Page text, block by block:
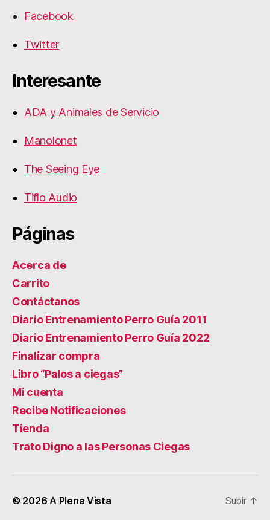
Facebook
Twitter
Interesante
ADA y Animales de Servicio
Manolonet
The Seeing Eye
Tiflo Audio
Páginas
Acerca de
Carrito
Contáctanos
Diario Entrenamiento Perro Guía 2011
Diario Entrenamiento Perro Guía 2022
Finalizar compra
Libro “Palos a ciegas”
Mi cuenta
Recibe Notificaciones
Tienda
Trato Digno a las Personas Ciegas
© 2026A Plena Vista Subir ↑